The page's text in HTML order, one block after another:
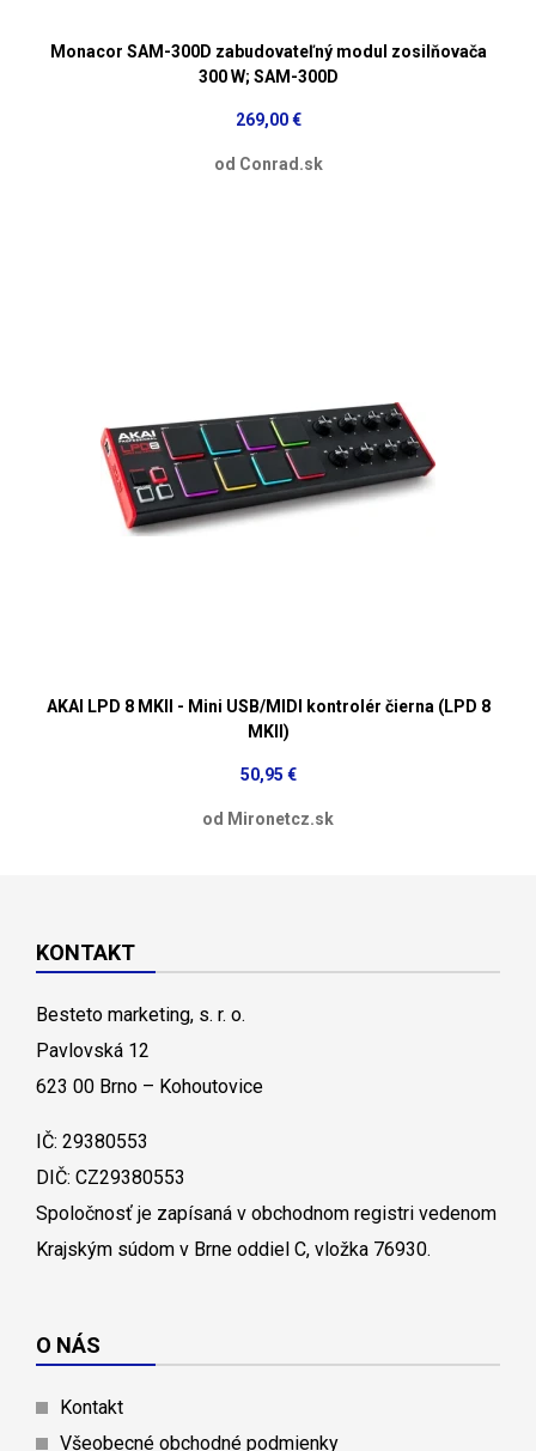
Monacor SAM-300D zabudovateľný modul zosilňovača
300 W; SAM-300D
269,00 €
od Conrad.sk
AKAI LPD 8 MKII - Mini USB/MIDI kontrolér čierna (LPD 8
MKII)
50,95 €
od Mironetcz.sk
KONTAKT
Besteto marketing, s. r. o.
Pavlovská 12
623 00 Brno – Kohoutovice
IČ: 29380553
DIČ: CZ29380553
Spoločnosť je zapísaná v obchodnom registri vedenom
Krajským súdom v Brne oddiel C, vložka 76930.
O NÁS
Kontakt
Všeobecné obchodné podmienky